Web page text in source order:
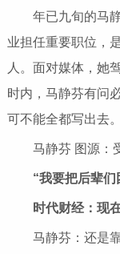
年已九旬的马
业担任重要职位，
人。面对媒体，她
时内，马静芬有问
可不能全都写出去
马静芬 图源：
“我要把后辈们
时代财经：现
马静芬：还是